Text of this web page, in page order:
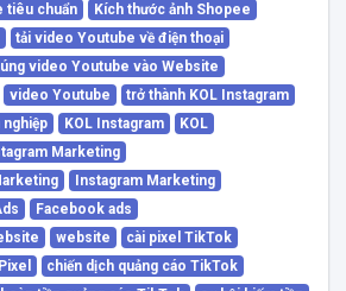
tiêu chuẩn
Kích thước ảnh Shopee
tải video Youtube về điện thoại
video Youtube vào Website
video Youtube
trở thành KOL Instagram
nghiệp
KOL Instagram
KOL
Marketing
Instagram Marketing
Facebook ads
website
cài pixel TikTok
chiến dịch quảng cáo TikTok